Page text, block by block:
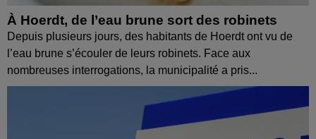
À Hoerdt, de l’eau brune sort des robinets
Depuis plusieurs jours, des habitants de Hoerdt ont vu de
l’eau brune s’écouler de leurs robinets. Face aux
nombreuses interrogations, la municipalité a pris...